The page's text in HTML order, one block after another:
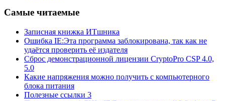
Самые читаемые
Записная книжка ИТшника
Ошибка IE:Эта программа заблокирована, так как не
удаётся проверить её издателя
Сброс демонстрационной лицензии CryptoPro CSP 4.0,
5.0
Какие напряжения можно получить с компьютерного
блока питания
Полезные ссылки 3